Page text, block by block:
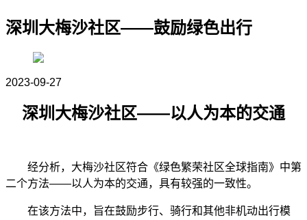
深圳大梅沙社区——鼓励绿色出行
2023-09-27
深圳大梅沙社区——以人为本的交通
经分析，大梅沙社区符合《绿色繁荣社区全球指南》中第
二个方法——以人为本的交通，具有较强的一致性。
在该方法中，旨在鼓励步行、骑行和其他非机动出行模